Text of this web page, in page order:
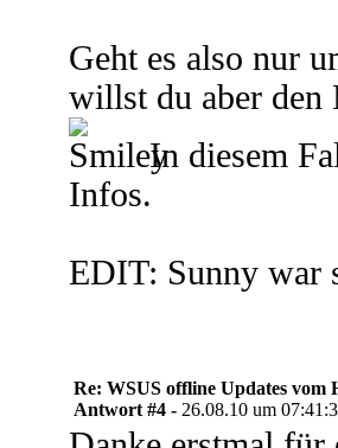
Geht es also nur
willst du aber den
In diesem
Infos.
EDIT: Sunny war
Re: WSUS offline Updates vom
Antwort #4 - 26.08.10 um